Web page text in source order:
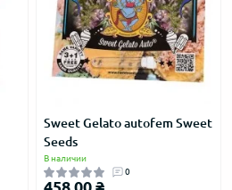
Sweet Gelato autofem Sweet
Seeds
В наличии
0
458.00 ₴